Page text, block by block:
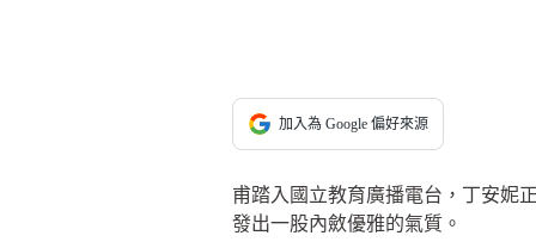
加入為 Google 偏好來源
甫踏入國立教育廣播電台，丁安妮
發出一股內斂優雅的氣質。